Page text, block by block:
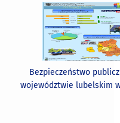
Bezpieczeństwo
województwie lubelskim